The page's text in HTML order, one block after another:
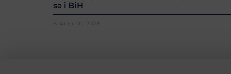
se i BiH
6. Augusta 2026.